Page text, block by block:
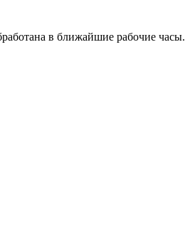
в ближайшие рабочие часы.